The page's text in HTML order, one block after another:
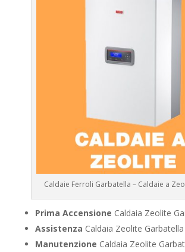
Caldaie Ferroli Garbatella – Caldaie a
Prima Accensione Caldaia Zeolite
Assistenza Caldaia Zeolite Garbatella
Manutenzione Caldaia Zeolite